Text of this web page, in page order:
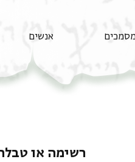
אנשים
רשימה או